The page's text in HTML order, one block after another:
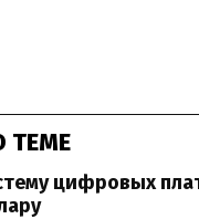
ТЕМЕ
цифровых